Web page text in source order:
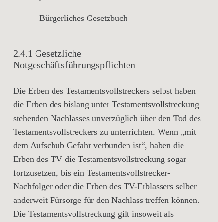
Bürgerliches Gesetzbuch
2.4.1 Gesetzliche
Notgeschäftsführungspflichten
Die Erben des Testamentsvollstreckers selbst haben
die Erben des bislang unter Testamentsvollstreckung
stehenden Nachlasses unverzüglich über den Tod des
Testamentsvollstreckers zu unterrichten. Wenn „mit
dem Aufschub Gefahr verbunden ist“, haben die
Erben des TV die Testamentsvollstreckung sogar
fortzusetzen, bis ein Testamentsvollstrecker-
Nachfolger oder die Erben des TV-Erblassers selber
anderweit Fürsorge für den Nachlass treffen können.
Die Testamentsvollstreckung gilt insoweit als